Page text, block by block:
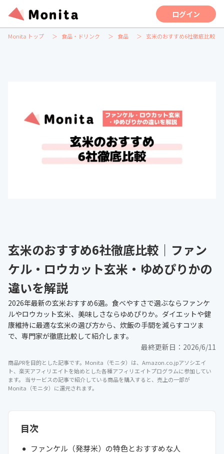
ログイン
Monita トップ 食品・ドリンク 食品 玄米のおすすめ6社徹底比較｜
玄米のおすすめ6社徹底比較｜ファン
ケル・ロウカット玄米・ゆめぴりかの
違いを解説
2026年最新の玄米おすすめ6選。食べやすさで選ぶならファンケ
ルやロウカット玄米、美味しさならゆめぴりか。ダイエットや健
康維持に最適な玄米の選び方から、炊飯の手間を減らすコツま
で、専門家が徹底比較して紹介します。
最終更新日： 2026/6/11
商品PRを目的とした記事です。Monita（モニタ）は、Amazon.co.jpアソシエイ
ト、楽天アフィリエイトを始めとした各種アフィリエイトプログラムに参加してい
ます。 当サービスの記事で紹介している商品を購入すると、売上の一部が
Monita（モニタ）に還元されます。
目次
ファンケル（発芽米）の特色とおすすめな人